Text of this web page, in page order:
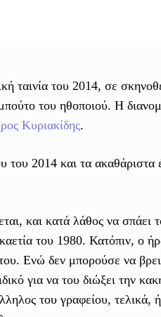
ταινία του 2014, σε
του ηθοποιού. Η
Κυριακίδης.
2014 και τα ακαθάριστα
και κατά λάθος να σπάει
του 1980. Κατόπιν, ο
Ενώ δεν μπορούσε να βρει
για να του διώξει την
του γραφείου, τελικά,